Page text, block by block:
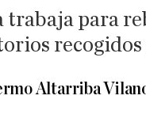
trabaja para
Altarriba